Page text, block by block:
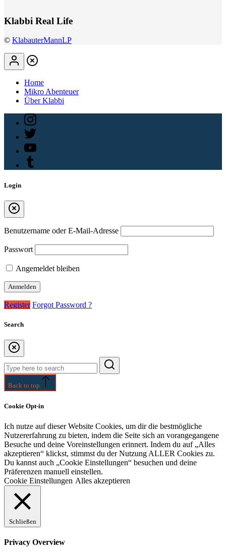
Klabbi Real Life
© KlabauterMannLP
Home
Mikro Abenteuer
Über Klabbi
Login
Benutzername oder E-Mail-Adresse
Passwort
Angemeldet bleiben
Register Forgot Password ?
Search
for:
Back to top
Cookie Opt-in
Ich nutze auf dieser Website Cookies, um dir die bestmögliche
Nutzererfahrung zu bieten, indem die Seite sich an vorangegangene
Besuche und deine Voreinstellungen erinnert. Indem du auf „Alles
akzeptieren“ klickst, stimmst du der Nutzung ALLER Cookies zu.
Du kannst auch „Cookie Einstellungen“ besuchen und deine
Präferenzen manuell einstellen.
Cookie Einstellungen Alles akzeptieren
Schließen
Privacy Overview